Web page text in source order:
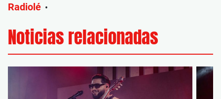
Radiolé •
Noticias relacionadas